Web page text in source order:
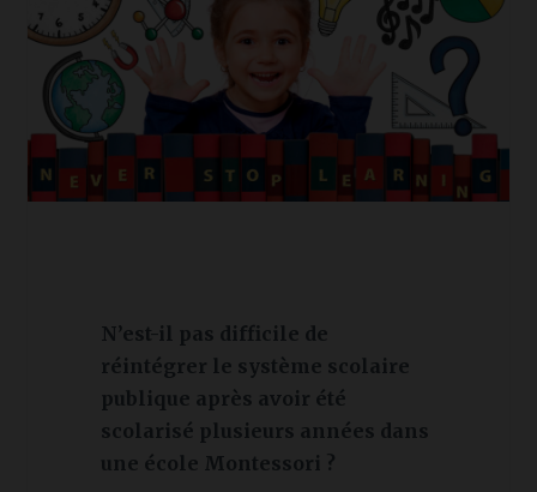
N’est-il pas difficile de
réintégrer le système scolaire
publique après avoir été
scolarisé plusieurs années dans
une école Montessori ?